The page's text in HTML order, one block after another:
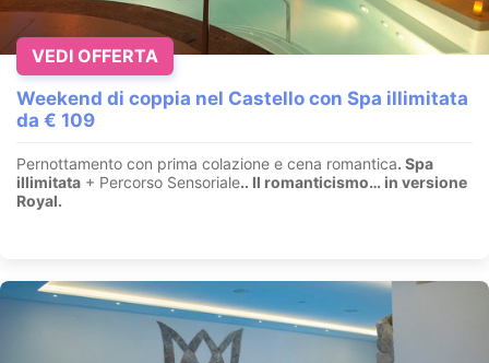
Weekend di coppia nel Castello con Spa illimitata
da € 109
Pernottamento con prima colazione e cena romantica. Spa
illimitata + Percorso Sensoriale.. Il romanticismo… in versione
Royal.
VEDI OFFERTA